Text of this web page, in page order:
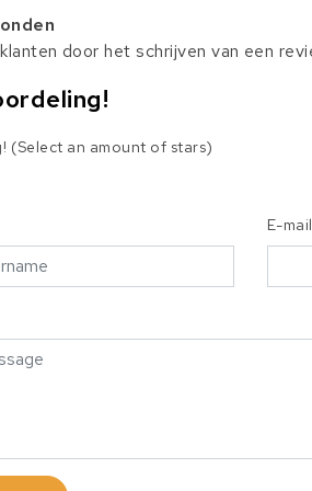
door het schrijven van een
(Select an amount of stars)
E-mail